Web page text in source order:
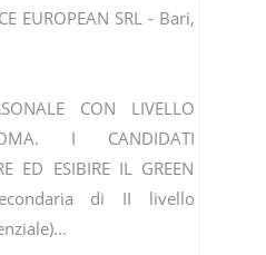
EUROPEAN SRL - Bari,
CON LIVELLO
I CANDIDATI
ED ESIBIRE IL GREEN
di II livello